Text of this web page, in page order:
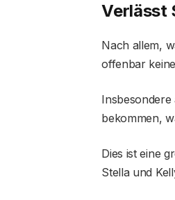
Verlässt
Nach allem,
offenbar
Insbesondere
bekommen,
Dies ist eine
Stella und